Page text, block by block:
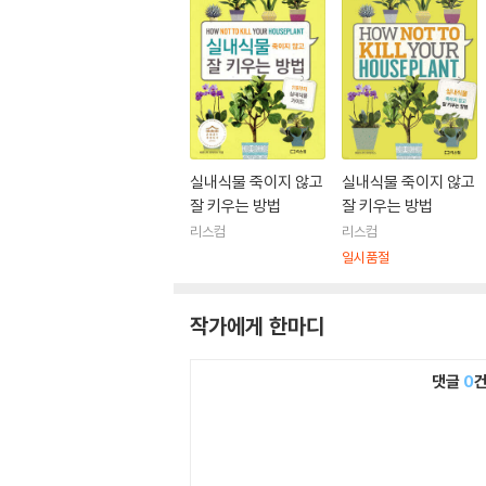
실내식물 죽이지 않고
잘 키우는 방법
리스컴
실내식물 죽이지 않고
잘 키우는 방법
리스컴
일시품절
작가에게 한마디
댓글 0